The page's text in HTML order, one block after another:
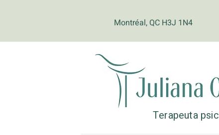
Montréal, QC H3J 1N4
Terapeuta